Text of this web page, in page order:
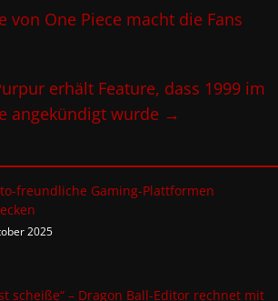
von One Piece macht die Fans
erhält Feature, dass 1999 im
angekündigt wurde →
freundliche Gaming-Plattformen
2025
scheiße“ – Dragon Ball-Editor rechnet mit